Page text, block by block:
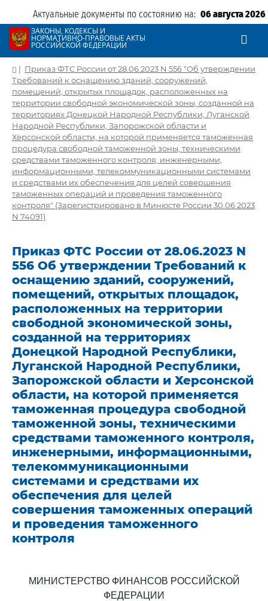
Актуальные документы по состоянию на: 06 августа 2026
ЗАКОНЫ, КОДЕКСЫ И
НОРМАТИВНО-ПРАВОВЫЕ АКТЫ
РОССИЙСКОЙ ФЕДЕРАЦИИ
| Приказ ФТС России от 28.06.2023 N 556 "Об утверждении
Требований к оснащению зданий, сооружений,
помещений, открытых площадок, расположенных на
территории свободной экономической зоны, созданной на
территориях Донецкой Народной Республики, Луганской
Народной Республики, Запорожской области и
Херсонской области, на которой применяется таможенная
процедура свободной таможенной зоны, техническими
средствами таможенного контроля, инженерными,
информационными, телекоммуникационными системами
и средствами их обеспечения для целей совершения
таможенных операций и проведения таможенного
контроля" (Зарегистрировано в Минюсте России 30.06.2023
N 74091)
Приказ ФТС России от 28.06.2023 N
556 Об утверждении Требований к
оснащению зданий, сооружений,
помещений, открытых площадок,
расположенных на территории
свободной экономической зоны,
созданной на территориях
Донецкой Народной Республики,
Луганской Народной Республики,
Запорожской области и Херсонской
области, на которой применяется
таможенная процедура свободной
таможенной зоны, техническими
средствами таможенного контроля,
инженерными, информационными,
телекоммуникационными
системами и средствами их
обеспечения для целей
совершения таможенных операций
и проведения таможенного
контроля
МИНИСТЕРСТВО ФИНАНСОВ РОССИЙСКОЙ
ФЕДЕРАЦИИ